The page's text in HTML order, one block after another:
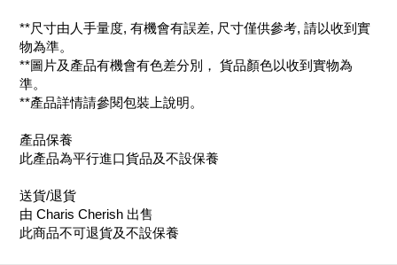
**尺寸由人手量度, 有機會有誤差, 尺寸僅供參考, 請以收到實
物為準。
**圖片及產品有機會有色差分別， 貨品顏色以收到實物為
準。
**產品詳情請參閱包裝上說明。
產品保養
此產品為平行進口貨品及不設保養
送貨/退貨
由 Charis Cherish 出售
此商品不可退貨及不設保養